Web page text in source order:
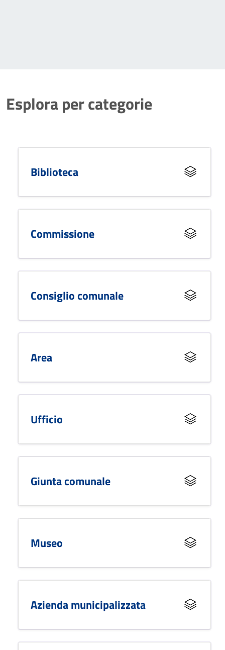
Esplora per categorie
Biblioteca
Commissione
Consiglio comunale
Area
Ufficio
Giunta comunale
Museo
Azienda municipalizzata